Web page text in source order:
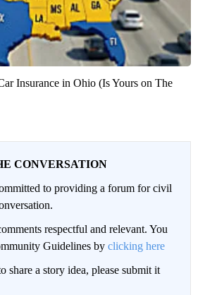
Insurance in Ohio (Is Yours on The
CONVERSATION
to providing a forum for civil
respectful and relevant. You
Guidelines by clicking here
share a story idea, please submit it